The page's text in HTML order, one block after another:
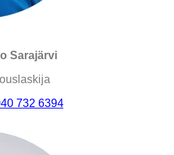
Sarajärvi
732 6394